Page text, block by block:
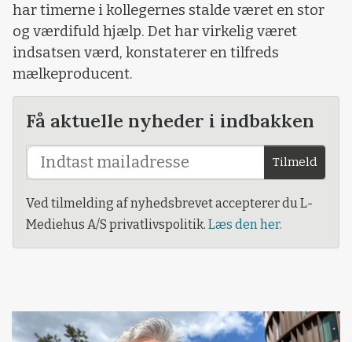
har timerne i kollegernes stalde været en stor
og værdifuld hjælp. Det har virkelig været
indsatsen værd, konstaterer en tilfreds
mælkeproducent.
Få aktuelle nyheder i indbakken
Tilmeld
Ved tilmelding af nyhedsbrevet accepterer du L-
Mediehus A/S privatlivspolitik. Læs den her.